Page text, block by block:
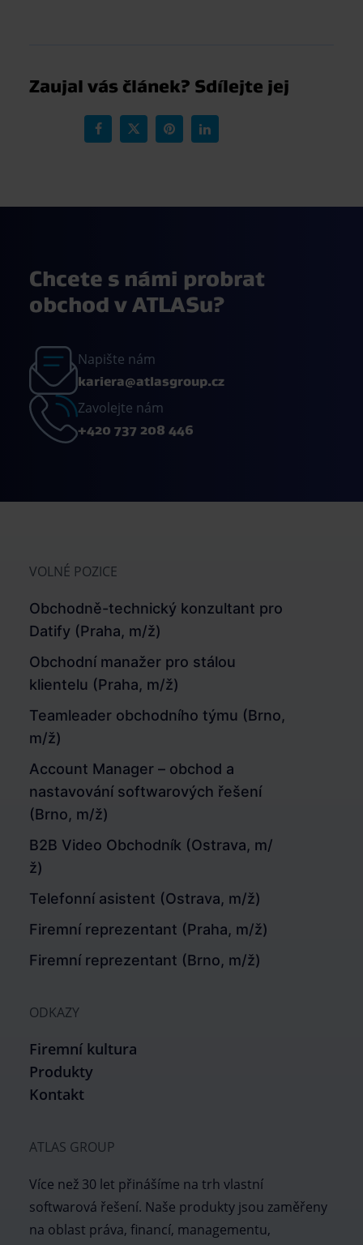
Chcete s námi probrat
obchod v ATLASu?
Napište nám
kariera@atlasgroup.cz
Zavolejte nám
+420 737 208 446
VOLNÉ POZICE
Obchodně-technický konzultant pro
Datify (Praha, m/ž)
Obchodní manažer pro stálou
klientelu (Praha, m/ž)
Teamleader obchodního týmu (Brno,
m/ž)
Account Manager – obchod a
nastavování softwarových řešení
(Brno, m/ž)
B2B Video Obchodník (Ostrava, m/
ž)
Telefonní asistent (Ostrava, m/ž)
Firemní reprezentant (Praha, m/ž)
Firemní reprezentant (Brno, m/ž)
ODKAZY
Firemní kultura
Produkty
Kontakt
ATLAS GROUP
Více než 30 let přinášíme na trh vlastní
softwarová řešení. Naše produkty jsou zaměřeny
na oblast práva, financí, managementu,